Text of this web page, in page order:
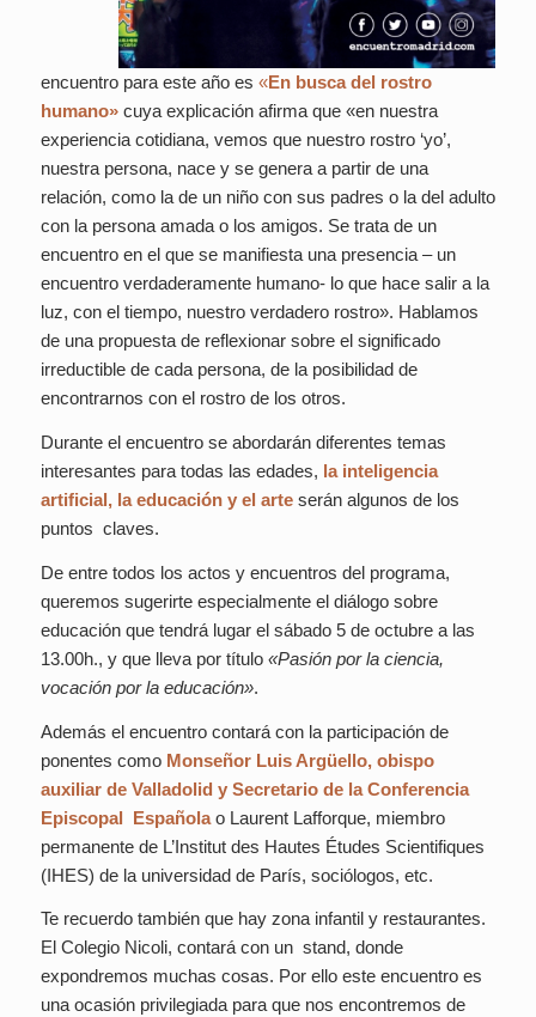
encuentro para este año es «En busca del rostro
humano» cuya explicación afirma que «en nuestra
experiencia cotidiana, vemos que nuestro rostro ‘yo’,
nuestra persona, nace y se genera a partir de una
relación, como la de un niño con sus padres o la del adulto
con la persona amada o los amigos. Se trata de un
encuentro en el que se manifiesta una presencia – un
encuentro verdaderamente humano- lo que hace salir a la
luz, con el tiempo, nuestro verdadero rostro». Hablamos
de una propuesta de reflexionar sobre el significado
irreductible de cada persona, de la posibilidad de
encontrarnos con el rostro de los otros.
Durante el encuentro se abordarán diferentes temas
interesantes para todas las edades, la inteligencia
artificial, la educación y el arteserán algunos de los
puntos claves.
De entre todos los actos y encuentros del programa,
queremos sugerirte especialmente el diálogo sobre
educación que tendrá lugar el sábado 5 de octubre a las
13.00h., y que lleva por título «Pasión por la ciencia,
vocación por la educación».
Además el encuentro contará con la participación de
ponentes como Monseñor Luis Argüello, obispo
auxiliar de Valladolid y Secretario de la Conferencia
Episcopal Españolao Laurent Lafforque, miembro
permanente de L’Institut des Hautes Études Scientifiques
(IHES) de la universidad de París, sociólogos, etc.
Te recuerdo también que hay zona infantil y restaurantes.
El Colegio Nicoli, contará con un stand, donde
expondremos muchas cosas. Por ello este encuentro es
una ocasión privilegiada para que nos encontremos de